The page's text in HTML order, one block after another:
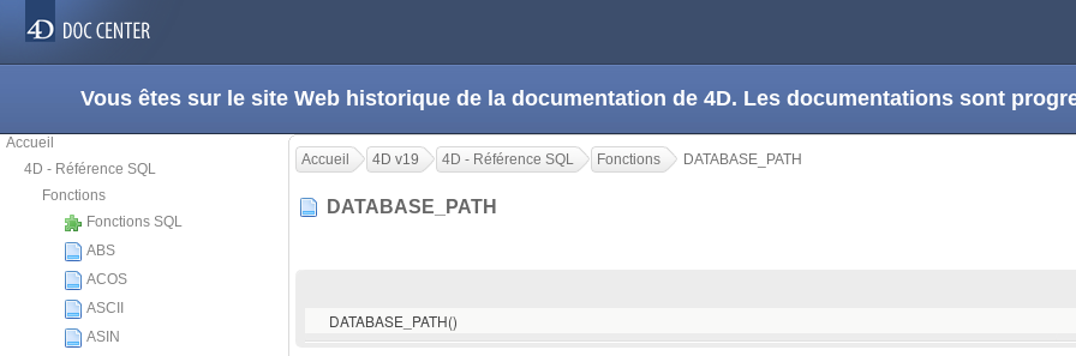
Vous êtes sur le site Web historique de la documentation de 4D. Les documentations sont
Accueil
4D - Référence SQL
Fonctions
Fonctions SQL
ABS
ACOS
ASCII
ASIN
Accueil 4D v19 4D - Référence SQL Fonctions DATABASE_PATH
DATABASE_PATH
DATABASE_PATH()